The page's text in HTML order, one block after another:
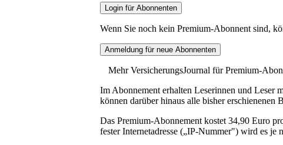
Wenn Sie noch kein Premium-Abonnent sind,
Mehr VersicherungsJournal für Premium-
Im Abonnement erhalten Leserinnen und Leser
können darüber hinaus alle bisher
Das Premium-Abonnement kostet 34,90 Euro
fester Internetadresse („IP-Nummer") wird es je